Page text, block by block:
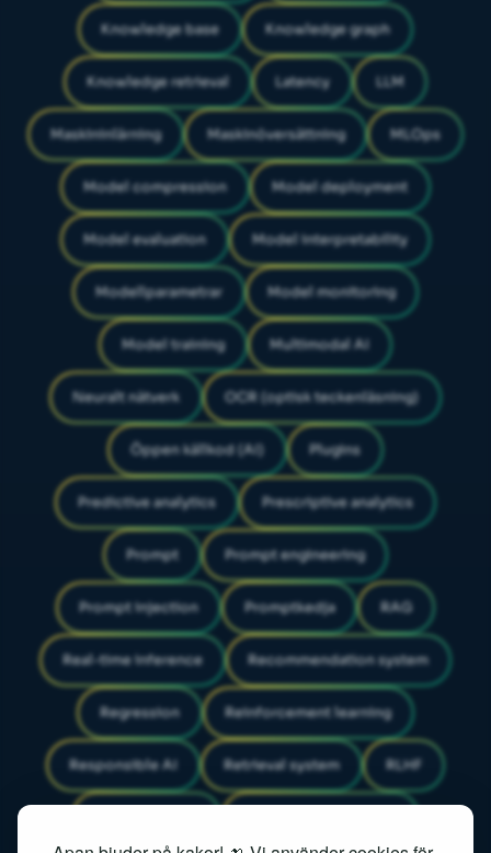
Knowledge base Knowledge graph
Knowledge retrieval Latency LLM
Maskininlärning Maskinöversättning MLOps
Model compression Model deployment
Model evaluation Model interpretability
Modellparametrar Model monitoring
Model training Multimodal AI
Neuralt nätverk OCR (optisk teckenläsning)
Öppen källkod (AI) Plugins
Predictive analytics Prescriptive analytics
Prompt Prompt engineering
Prompt injection Promptkedja RAG
Real-time inference Recommendation system
Regression Reinforcement learning
Responsible AI Retrieval system RLHF